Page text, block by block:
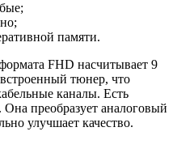
памяти.
FHD насчитывает 9
тюнер, что
каналы. Есть
преобразует аналоговый
улучшает качество.